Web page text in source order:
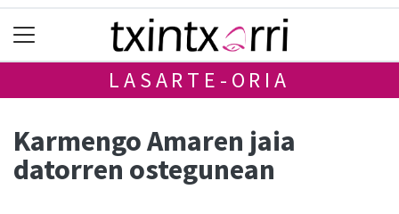
LASARTE-ORIA
Karmengo Amaren jaia
datorren ostegunean